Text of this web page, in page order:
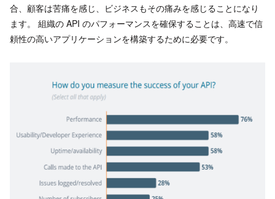
合、顧客は苦痛を感じ、ビジネスもその痛みを感じることになり
ます。 組織の API のパフォーマンスを確保することは、高速で信
頼性の高いアプリケーションを構築するために必要です。